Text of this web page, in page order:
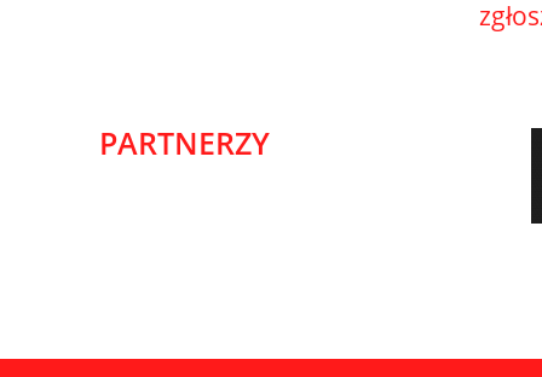
PARTNERZY